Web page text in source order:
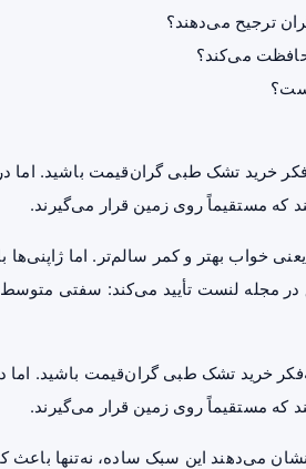
ترجیح می‌دهند؟
می‌کند؟
خرید تشک طبی گران‌قیمت باشید. اما
که مستقیماً روی زمین قرار می‌گیرند.
در مجله لنست تأیید می‌کند: سفتی
خرید تشک طبی گران‌قیمت باشید. اما
که مستقیماً روی زمین قرار می‌گیرند.
می‌دهند این سبک ساده، نه‌تنها باعث